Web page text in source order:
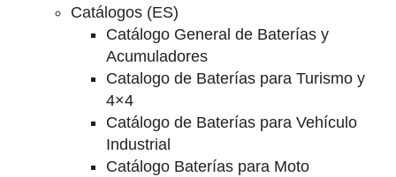
Catálogos (ES)
Catálogo General de Baterías y
Acumuladores
Catalogo de Baterías para Turismo y
4×4
Catálogo de Baterías para Vehículo
Industrial
Catálogo Baterías para Moto